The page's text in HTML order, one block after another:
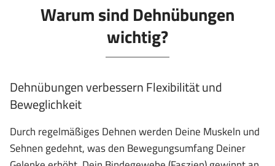
Warum sind Dehnübungen
wichtig?
Dehnübungen verbessern Flexibilität und
Beweglichkeit
Durch regelmäßiges Dehnen werden Deine Muskeln und
Sehnen gedehnt, was den Bewegungsumfang Deiner